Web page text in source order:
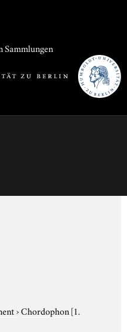
Sammlungen
›Chordophon [1.